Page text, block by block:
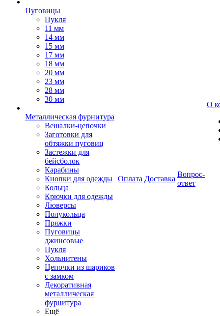
Пуговицы
Пукля
11 мм
14 мм
15 мм
17 мм
18 мм
20 мм
23 мм
28 мм
30 мм
Металлическая фурнитура
Вешалки-цепочки
Заготовки для
обтяжки пуговиц
Застежки для
бейсболок
Карабины
Кнопки для одежды
Кольца
Крючки для одежды
Люверсы
Полукольца
Пряжки
Пуговицы
джинсовые
Пукля
Хольнитены
Цепочки из шариков
с замком
Декоративная
металлическая
фурнитура
Ещё
Оплата Доставка
Вопрос-
ответ
О